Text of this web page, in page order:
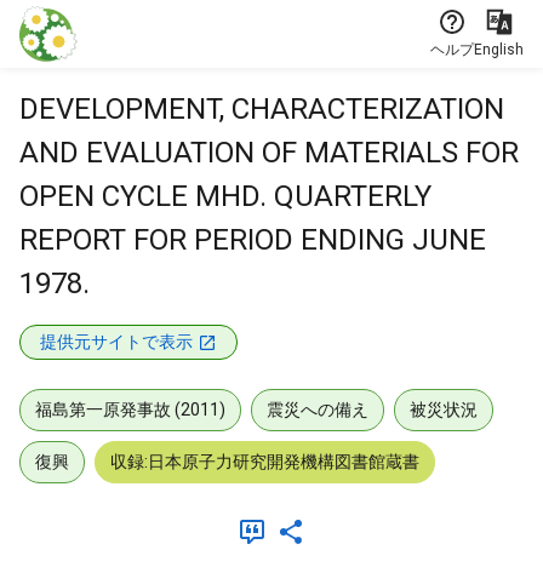
本文に飛ぶ
ヘルプEnglish
DEVELOPMENT, CHARACTERIZATION
AND EVALUATION OF MATERIALS FOR
OPEN CYCLE MHD. QUARTERLY
REPORT FOR PERIOD ENDING JUNE
1978.
提供元サイトで表示
福島第一原発事故 (2011) 震災への備え 被災状況
復興 収録:日本原子力研究開発機構図書館蔵書